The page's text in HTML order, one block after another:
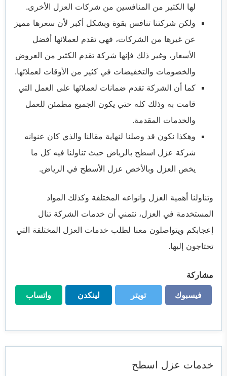
لها الكثير من المنافسين من شركات العزل الأخرى.
ولكن شركتنا تنافس بقوة وبشكل أكبر لأن سعرها مميز
عن غيرها من الشركات، فهي تقدم لعملائها أفضل
الأسعار، وغير ذلك فإنها شركة تقدم الكثير من العروض
والخصومات والتخفيضات في كثير من الأوقات لعملائها.
كما أن الشركة تقدم ضمانات لعملائها على العمل التي
قامت به وذلك كله حتي يكون الجميع مطمئن للعمل
والخدمات المقدمة.
وهكذا نكون قد وصلنا لنهاية مقالنا والذي كان عنوانه
شركة عزل اسطح بالرياض حيث تناولنا فيه كل ما
يخص العزل وبالأخص عزل الأسطح في الرياض.
وتناولنا أهمية العزل وانواعه المختلفة وكذلك المواد
المستخدمة في العزل، نتمني أن خدمات الشركة تنال
إعجابكم ويتواصلون معنا لطلب خدمات العزل المختلفة التي
تحتاجون إليها.
مشاركة
فيسبوك
فيسبوك
تويتر
تويتر
لينكدن
لينكدن
واتساب
واتساب
خدمات عزل اسطح